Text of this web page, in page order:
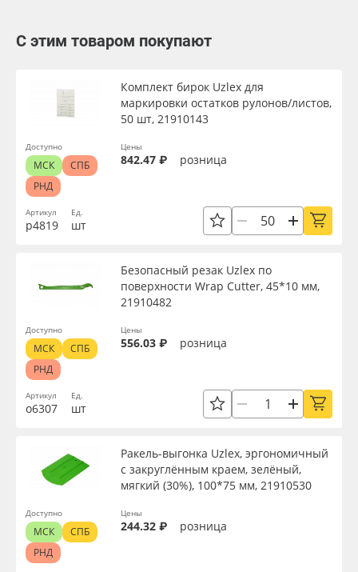
С этим товаром покупают
Артикул
р4819
Комплект бирок Uzlex для
маркировки остатков рулонов/листов,
50 шт, 21910143
Ед.
шт
Цены
842.47 ₽ розница
Доступно
МСК
СПБ
РНД
Артикул
о6307
Безопасный резак Uzlex по
поверхности Wrap Cutter, 45*10 мм,
21910482
Ед.
шт
Цены
556.03 ₽ розница
Доступно
МСК
СПБ
РНД
Ракель-выгонка Uzlex, эргономичный
с закруглённым краем, зелёный,
мягкий (30%), 100*75 мм, 21910530
Цены
244.32 ₽ розница
Доступно
МСК
СПБ
РНД